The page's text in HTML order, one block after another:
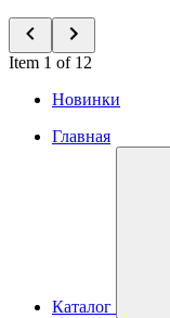
Item 1 of 12
Новинки
Главная
Каталог